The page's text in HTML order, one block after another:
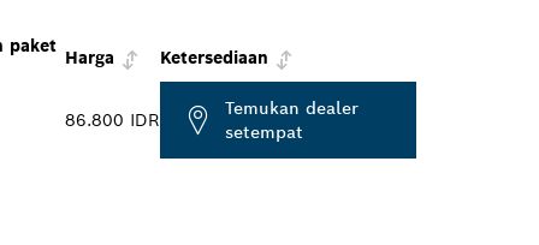
paket
Harga Ketersediaan
86.800 IDR
Temukan dealer
setempat